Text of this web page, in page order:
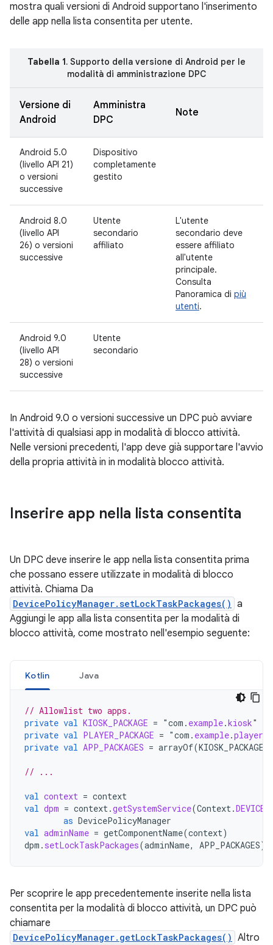
mostra quali versioni di Android supportano l'inserimento
delle app nella lista consentita per utente.
Tabella 1. Supporto della versione di Android per le
modalità di amministrazione DPC
Versione di
Android
Amministra
DPC
Note
Android 5.0
(livello API 21)
o versioni
successive
Dispositivo
completamente
gestito
Android 8.0
(livello API
26) o versioni
successive
Utente
secondario
affiliato
L'utente
secondario deve
essere affiliato
all'utente
principale.
Consulta
Panoramica di più
utenti.
Android 9.0
(livello API
28) o versioni
successive
Utente
secondario
In Android 9.0 o versioni successive un DPC può avviare
l'attività di qualsiasi app in modalità di blocco attività.
Nelle versioni precedenti, l'app deve già supportare l'avvio
della propria attività in in modalità blocco attività.
Inserire app nella lista consentita
Un DPC deve inserire le app nella lista consentita prima
che possano essere utilizzate in modalità di blocco
attività. Chiama Da
DevicePolicyManager.setLockTaskPackages() a
Aggiungi le app alla lista consentita per la modalità di
blocco attività, come mostrato nell'esempio seguente:
Kotlin Java
// Allowlist two apps.
private val KIOSK_PACKAGE = "com . example.kiosk
private val PLAYER_PACKAGE = "com . example.player
private val APP_PACKAGES = arrayOf(KIOSK_PACKAGE
// ...
val context = context
val dpm = context.getSystemService(Context.
as DevicePolicyManager
val adminName = getComponentName(context)
dpm . setLockTaskPackages(adminName, APP_PACKAGES)
Per scoprire le app precedentemente inserite nella lista
consentita per la modalità di blocco attività, un DPC può
chiamare
DevicePolicyManager.getLockTaskPackages() Altro